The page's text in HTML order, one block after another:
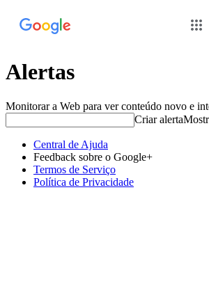
Alertas
Monitorar a Web para ver conteúdo novo e
Criar alerta
Central de Ajuda
Feedback sobre o Google+
Termos de Serviço
Política de Privacidade